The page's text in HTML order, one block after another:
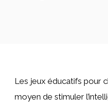
Les jeux éducatifs pour
moyen de stimuler